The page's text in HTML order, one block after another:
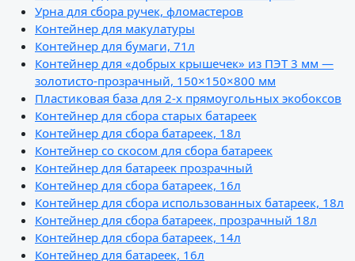
Урна для сбора ручек, фломастеров
Контейнер для макулатуры
Контейнер для бумаги, 71л
Контейнер для «добрых крышечек» из ПЭТ 3 мм —
золотисто-прозрачный, 150×150×800 мм
Пластиковая база для 2-х прямоугольных экобоксов
Контейнер для сбора старых батареек
Контейнер для сбора батареек, 18л
Контейнер со скосом для сбора батареек
Контейнер для батареек прозрачный
Контейнер для сбора батареек, 16л
Контейнер для сбора использованных батареек, 18л
Контейнер для сбора батареек, прозрачный 18л
Контейнер для сбора батареек, 14л
Контейнер для батареек, 16л